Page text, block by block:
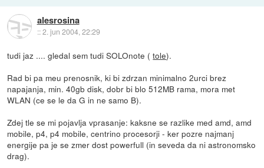
alesrosina
::2. jun 2004, 22:29
tudi jaz .... gledal sem tudi SOLOnote (tole).
Rad bi pa meu prenosnik, ki bi zdrzan minimalno 2urci brez
napajanja, min. 40gb disk, dobr bi blo 512MB rama, mora met
WLAN (ce se le da G in ne samo B).
Zdej tle se mi pojavlja vprasanje: kaksne se razlike med amd, amd
mobile, p4, p4 mobile, centrino procesorji - ker pozre najmanj
energije pa je se zmer dost powerfull (in seveda da ni astronomsko
drag).